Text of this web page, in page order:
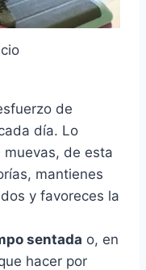
de
día. Lo
de esta
mantienes
y favoreces la
sentada o, en
hacer por